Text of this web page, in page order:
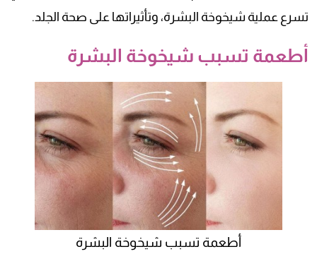
تسرع عملية شيخوخة البشرة، وتأثيراتها على صحة الجلد.
أطعمة تسبب شيخوخة البشرة
أطعمة تسبب شيخوخة البشرة